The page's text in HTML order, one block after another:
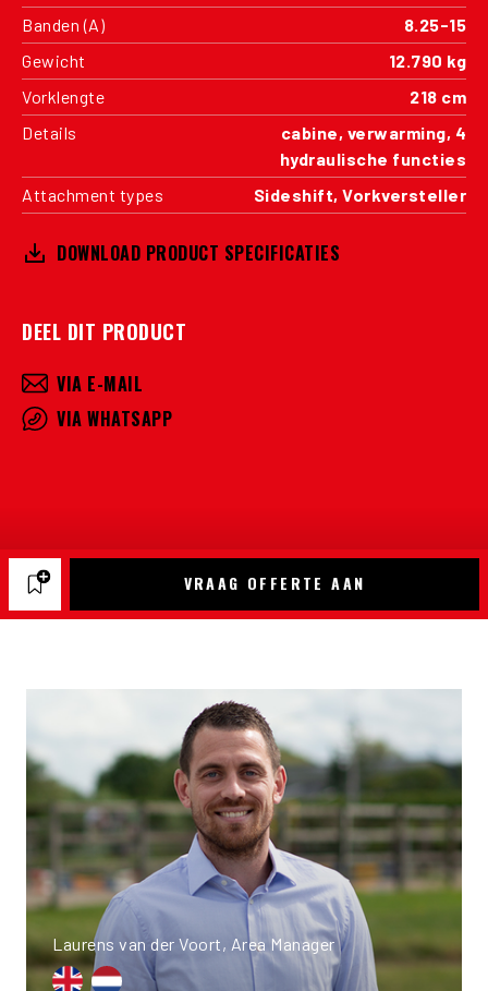
Banden (A)
8.25-15
Gewicht
12.790 kg
Vorklengte
218 cm
Details
cabine, verwarming, 4
hydraulische functies
Attachment types
Sideshift, Vorkversteller
DOWNLOAD PRODUCT SPECIFICATIES
DEEL DIT PRODUCT
VIA E-MAIL
VIA WHATSAPP
VRAAG OFFERTE AAN
Laurens van der Voort, Area Manager